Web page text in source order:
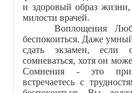
и здоровый образ
милости врачей.
Воплощения
беспокоиться. Даже
сдать экзамен, если
сомневаться, хотя он
Сомнения - это
встречаетесь с